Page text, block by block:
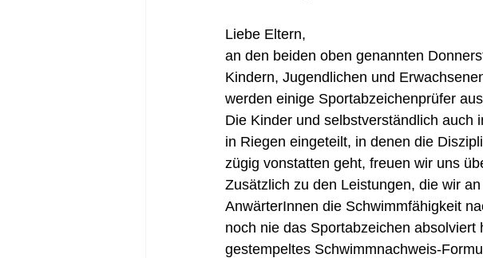
Liebe Eltern,
an den beiden oben genannten
Kindern, Jugendlichen und
werden einige Sportabzeichenprüfer
Die Kinder und selbstverständlich auch
in Riegen eingeteilt, in denen die
zügig vonstatten geht, freuen wir uns
Zusätzlich zu den Leistungen, die wir
AnwärterInnen die Schwimmfähigkeit
noch nie das Sportabzeichen
gestempeltes Schwimmnachweis-